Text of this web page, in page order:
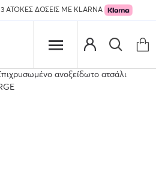
3 ΑΤΟΚΕΣ ΔΟΣΕΙΣ ΜΕ KLARNA